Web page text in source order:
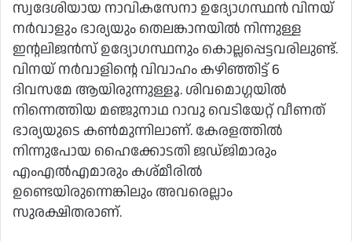
സ്വദേശിയായ നാവികസേനാ ഉദ്യോഗസ്ഥന്‍ വിനയ്
നര്‍വാളും ഭാര്യയും തെലങ്കാനയില്‍ നിന്നുള്ള
ഇന്റലിജന്‍സ് ഉദ്യോഗസ്ഥനും കൊല്ലപ്പെട്ടവരിലുണ്ട്.
വിനയ് നര്‍വാളിന്റെ വിവാഹം കഴിഞ്ഞിട്ട് 6
ദിവസമേ ആയിരുന്നുള്ളൂ. ശിവമൊഗ്ഗയില്‍
നിന്നെത്തിയ മഞ്ജുനാഥ റാവു വെടിയേറ്റ് വീണത്
ഭാര്യയുടെ കണ്‍മുന്നിലാണ്. കേരളത്തില്‍
നിന്നുപോയ ഹൈക്കോടതി ജഡ്ജിമാരും
എംഎല്‍എമാരും കശ്മീരില്‍
ഉണ്ടെയിരുന്നെങ്കിലും അവരെല്ലാം
സുരക്ഷിതരാണ്.